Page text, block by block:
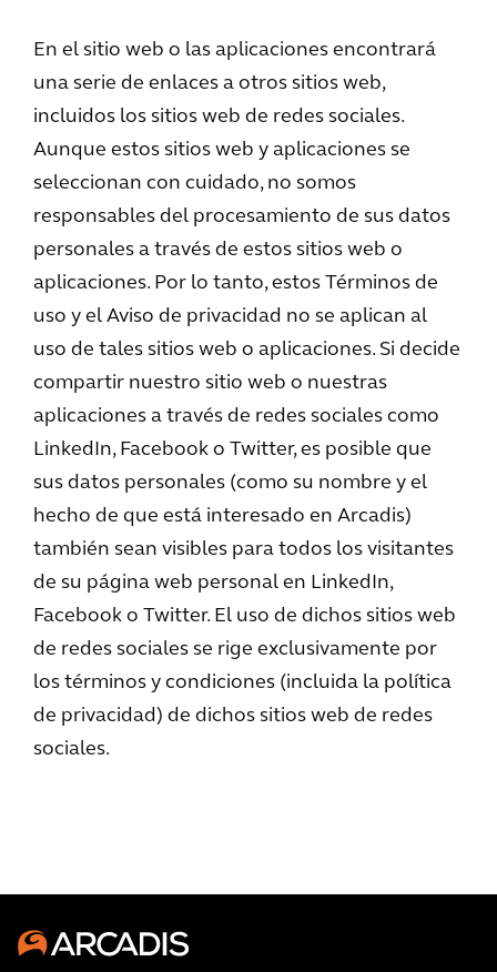
En el sitio web o las aplicaciones encontrará
una serie de enlaces a otros sitios web,
incluidos los sitios web de redes sociales.
Aunque estos sitios web y aplicaciones se
seleccionan con cuidado, no somos
responsables del procesamiento de sus datos
personales a través de estos sitios web o
aplicaciones. Por lo tanto, estos Términos de
uso y el Aviso de privacidad no se aplican al
uso de tales sitios web o aplicaciones. Si decide
compartir nuestro sitio web o nuestras
aplicaciones a través de redes sociales como
LinkedIn, Facebook o Twitter, es posible que
sus datos personales (como su nombre y el
hecho de que está interesado en Arcadis)
también sean visibles para todos los visitantes
de su página web personal en LinkedIn,
Facebook o Twitter. El uso de dichos sitios web
de redes sociales se rige exclusivamente por
los términos y condiciones (incluida la política
de privacidad) de dichos sitios web de redes
sociales.